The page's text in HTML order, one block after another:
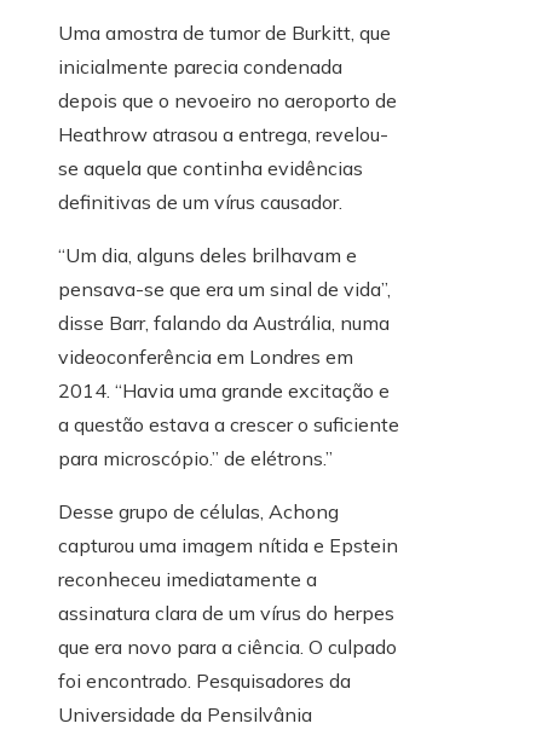
Uma amostra de tumor de Burkitt, que
inicialmente parecia condenada
depois que o nevoeiro no aeroporto de
Heathrow atrasou a entrega, revelou-
se aquela que continha evidências
definitivas de um vírus causador.
“Um dia, alguns deles brilhavam e
pensava-se que era um sinal de vida”,
disse Barr, falando da Austrália, numa
videoconferência em Londres em
2014. “Havia uma grande excitação e
a questão estava a crescer o suficiente
para microscópio.” de elétrons.”
Desse grupo de células, Achong
capturou uma imagem nítida e Epstein
reconheceu imediatamente a
assinatura clara de um vírus do herpes
que era novo para a ciência. O culpado
foi encontrado. Pesquisadores da
Universidade da Pensilvânia